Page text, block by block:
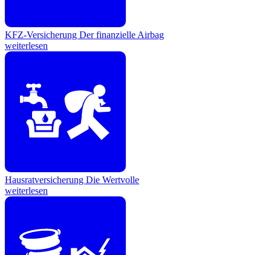
KFZ-Versicherung Der finanzielle Airbag
weiterlesen
Hausratversicherung Die Wertvolle
weiterlesen